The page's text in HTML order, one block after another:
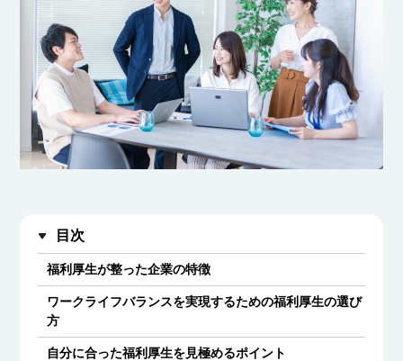
目次
福利厚生が整った企業の特徴
ワークライフバランスを実現するための福利厚生の選び
方
自分に合った福利厚生を見極めるポイント